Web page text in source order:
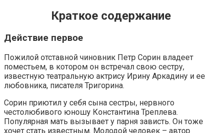
Краткое содержание
Действие первое
Пожилой отставной чиновник Петр Сорин владеет
поместьем, в котором он встречал свою сестру,
известную театральную актрису Ирину Аркадину и ее
любовника, писателя Тригорина.
Сорин приютил у себя сына сестры, нервного
честолюбивого юношу Константина Треплева.
Популярная мать вызывает у парня зависть. Он тоже
хочет стать известным. Молодой человек – автор